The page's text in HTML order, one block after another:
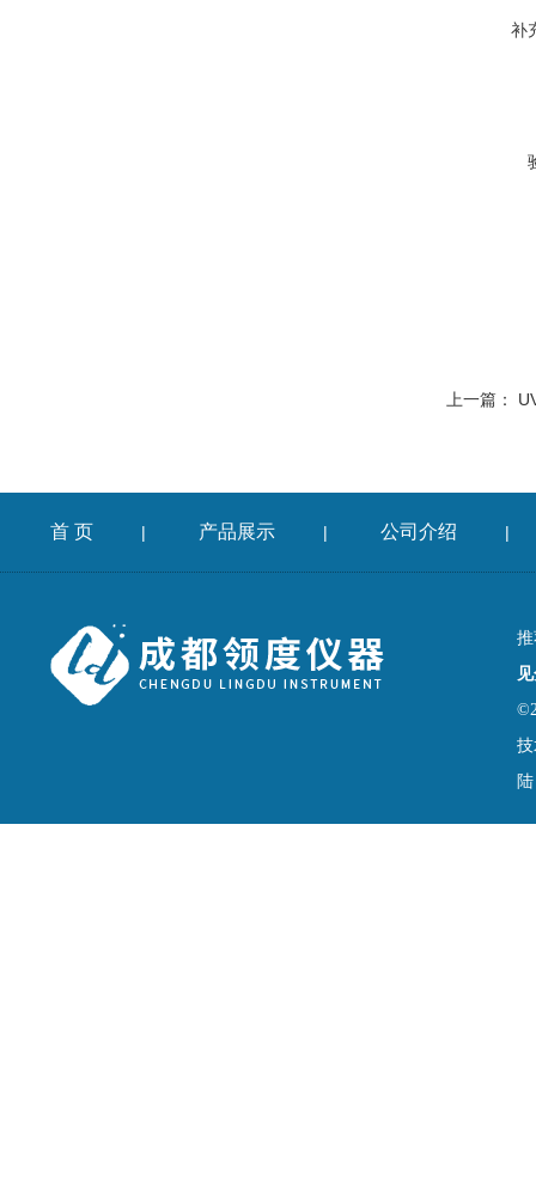
补
上一篇：
首 页 | 产品展示 | 公司介绍 |
陆